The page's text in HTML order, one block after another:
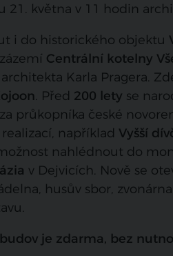
21. května v 11 hodin
i do historického objektu
Centrální kotelny
Karla Pragera.
. Před 200 lety se
průkopníka české
například Vyšší
nahlédnout do
v Dejvicích. Nově se
husův sbor,
je zdarma, bez